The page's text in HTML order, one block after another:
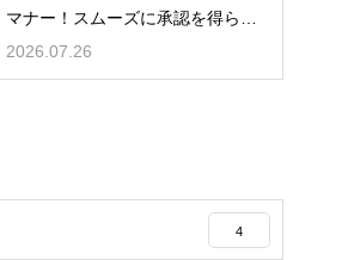
マナー！スムーズに承認を得られ
る例文
2026.07.26
4